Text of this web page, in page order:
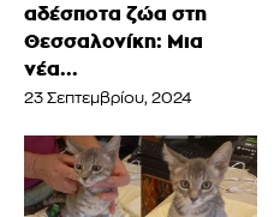
αδέσποτα ζώα στη
Θεσσαλονίκη: Μια
νέα...
23 Σεπτεμβρίου, 2024